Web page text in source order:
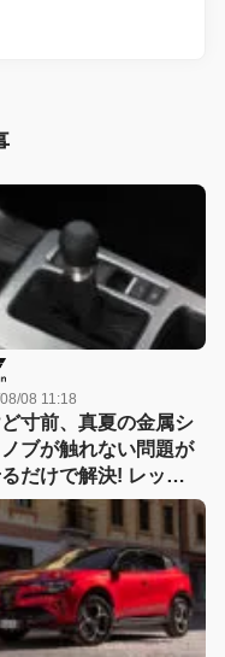
08 11:18
寸前、真夏の金属シ
ブが触れない問題が
だけで解決! レッツ
リコンカバーが夏も
適すぎる! 【CAR
図鑑】